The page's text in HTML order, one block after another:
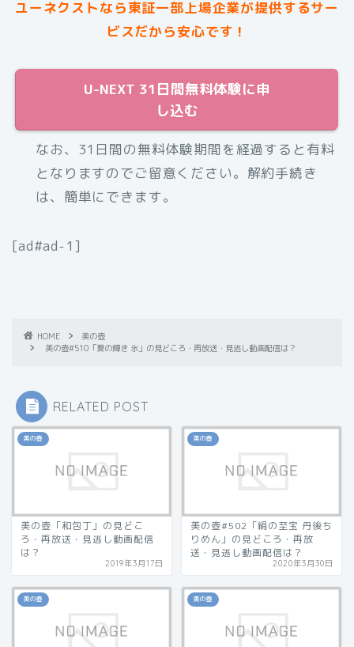
ユーネクストなら東証一部上場企業が提供するサー
ビスだから安心です！
U-NEXT 31日間無料体験に申
し込む
なお、31日間の無料体験期間を経過すると有料
となりますのでご留意ください。解約手続き
は、簡単にできます。
[ad#ad-1]
HOME
美の壺
美の壺#510「夏の輝き 氷」の見どころ・再放送・見逃し動画配信は？
RELATED POST
美の壺
美の壺「和包丁」の見どこ
ろ・再放送・見逃し動画配信
は？
2019年3月17日
美の壺
美の壺#502「絹の至宝 丹後ち
りめん」の見どころ・再放
送・見逃し動画配信は？
2020年3月30日
美の壺 美の壺